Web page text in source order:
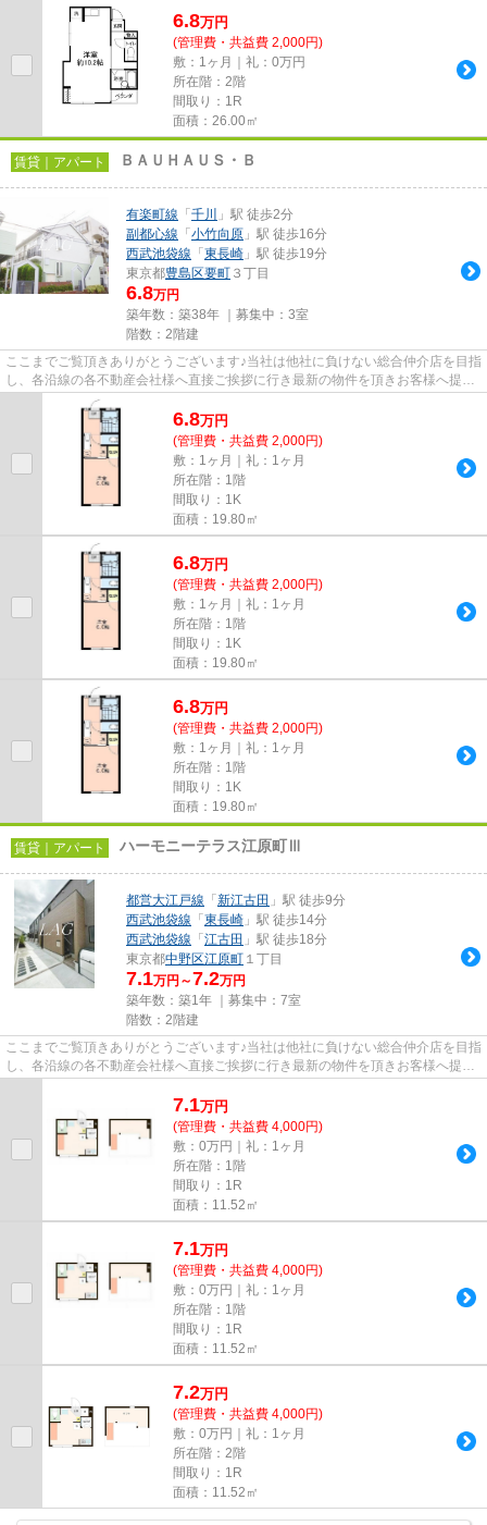
6.8万円
(管理費・共益費 2,000円)
敷：1ヶ月｜礼：0万円
所在階：2階
間取り：1R
面積：26.00㎡
賃貸｜アパート ＢＡＵＨＡＵＳ・Ｂ
有楽町線 「 千川
」駅 徒歩2分
副都心線 「 小竹向原 」駅 徒歩16分
西武池袋線 「 東長崎 」駅 徒歩19分
東京都豊島区要町 ３丁目
6.8万円
築年数：築38年 ｜募集中： 3室
階数：2階建
ここまでご覧頂きありがとうございます♪当社は他社に負けない総合仲介店を目指
し、各沿線の各不動産会社様へ直接ご挨拶に行き最新の物件を頂きお客様へ提供
しております！最新の情報は...
6.8万円
(管理費・共益費 2,000円)
敷：1ヶ月｜礼：1ヶ月
所在階：1階
間取り：1K
面積：19.80㎡
6.8万円
(管理費・共益費 2,000円)
敷：1ヶ月｜礼：1ヶ月
所在階：1階
間取り：1K
面積：19.80㎡
6.8万円
(管理費・共益費 2,000円)
敷：1ヶ月｜礼：1ヶ月
所在階：1階
間取り：1K
面積：19.80㎡
賃貸｜アパート ハーモニーテラス江原町Ⅲ
都営大江戸線 「 新江古田 」駅 徒歩9分
西武池袋線 「 東長崎 」駅 徒歩14分
西武池袋線 「 江古田 」駅 徒歩18分
東京都中野区江原町 １丁目
7.1万円～7.2万円
築年数：築1年 ｜募集中： 7室
階数：2階建
ここまでご覧頂きありがとうございます♪当社は他社に負けない総合仲介店を目指
し、各沿線の各不動産会社様へ直接ご挨拶に行き最新の物件を頂きお客様へ提供
7.1万円
(管理費・共益費 4,000円)
敷：0万円｜礼：1ヶ月
所在階：1階
間取り：1R
面積：11.52㎡
7.1万円
(管理費・共益費 4,000円)
敷：0万円｜礼：1ヶ月
所在階：1階
間取り：1R
面積：11.52㎡
7.2万円
(管理費・共益費 4,000円)
敷：0万円｜礼：1ヶ月
所在階：2階
間取り：1R
面積：11.52㎡